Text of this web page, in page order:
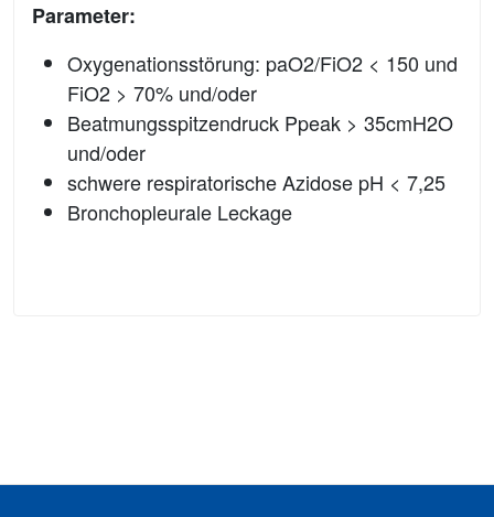
Parameter:
Oxygenationsstörung: paO2/FiO2 < 150 und
FiO2 > 70% und/oder
Beatmungsspitzendruck Ppeak > 35cmH2O
und/oder
schwere respiratorische Azidose pH < 7,25
Bronchopleurale Leckage